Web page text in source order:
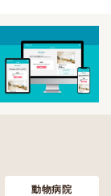
動物病院